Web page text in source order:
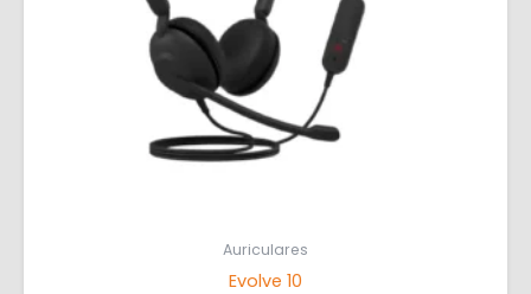
Auriculares
Evolve 10